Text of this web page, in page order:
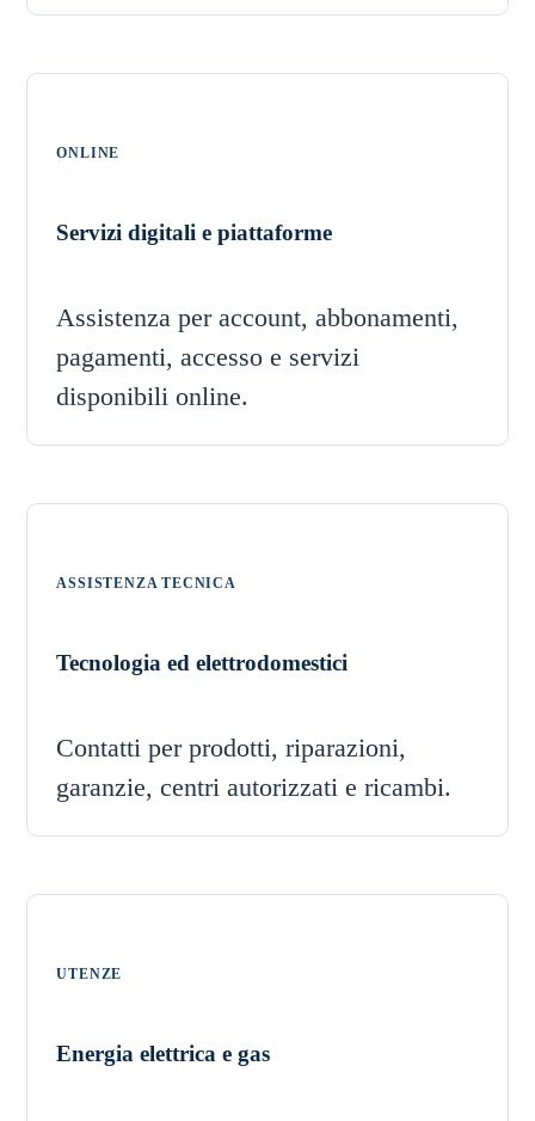
ONLINE
Servizi digitali e piattaforme
Assistenza per account, abbonamenti,
pagamenti, accesso e servizi
disponibili online.
ASSISTENZA TECNICA
Tecnologia ed elettrodomestici
Contatti per prodotti, riparazioni,
garanzie, centri autorizzati e ricambi.
UTENZE
Energia elettrica e gas